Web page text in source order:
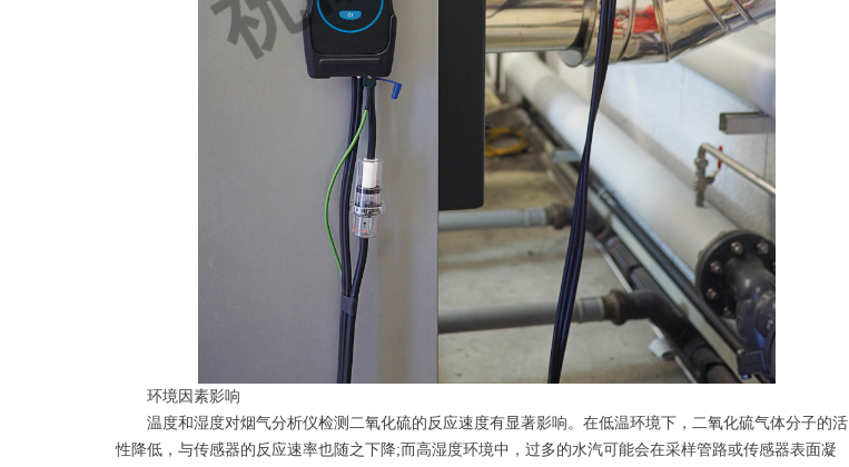
环境因素影响
温度和湿度对烟气分析仪检测二氧化硫的反应速度有显著影响。在低温环境下，二氧化硫气体分子的活
性降低，与传感器的反应速率也随之下降;而高湿度环境中，过多的水汽可能会在采样管路或传感器表面凝